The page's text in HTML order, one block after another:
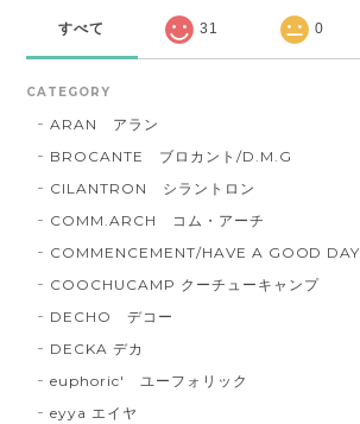
すべて 31 0
CATEGORY
ARAN アラン
BROCANTE ブロカント/D.M.G
CILANTRON シラントロン
COMM.ARCH コム・アーチ
COMMENCEMENT/HAVE A GOOD DAY
COOCHUCAMP クーチューキャンプ
DECHO デコー
DECKA デカ
euphoric' ユーフォリック
eyya エイヤ